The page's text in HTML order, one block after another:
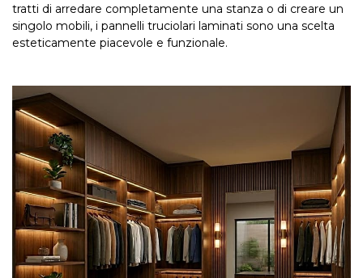
tratti di arredare completamente una stanza o di creare un
singolo mobili, i pannelli truciolari laminati sono una scelta
esteticamente piacevole e funzionale.